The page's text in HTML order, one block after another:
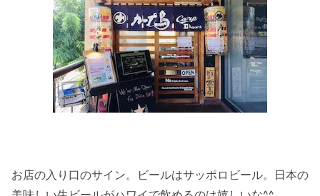
お店の入り口のサイン。ビールはサッポロビール。日本の